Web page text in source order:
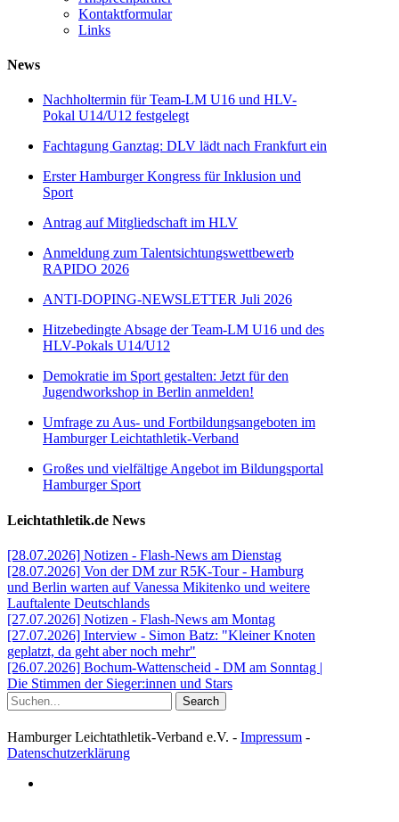
Kontaktformular
Links
News
Nachholtermin für Team-LM U16 und HLV-
Pokal U14/U12 festgelegt
Fachtagung Ganztag: DLV lädt nach Frankfurt ein
Erster Hamburger Kongress für Inklusion und
Sport
Antrag auf Mitgliedschaft im HLV
Anmeldung zum Talentsichtungswettbewerb
RAPIDO 2026
ANTI-DOPING-NEWSLETTER Juli 2026
Hitzebedingte Absage der Team-LM U16 und des
HLV-Pokals U14/U12
Demokratie im Sport gestalten: Jetzt für den
Jugendworkshop in Berlin anmelden!
Umfrage zu Aus- und Fortbildungsangeboten im
Hamburger Leichtathletik-Verband
Großes und vielfältige Angebot im Bildungsportal
Hamburger Sport
Leichtathletik.de News
[28.07.2026] Notizen - Flash-News am Dienstag
[28.07.2026] Von der DM zur R5K-Tour - Hamburg
und Berlin warten auf Vanessa Mikitenko und weitere
Lauftalente Deutschlands
[27.07.2026] Notizen - Flash-News am Montag
[27.07.2026] Interview - Simon Batz: "Kleiner Knoten
geplatzt, da geht aber noch mehr"
[26.07.2026] Bochum-Wattenscheid - DM am Sonntag |
Die Stimmen der Sieger:innen und Stars
Search
Hamburger Leichtathletik-Verband e.V. - Impressum -
Datenschutzerklärung